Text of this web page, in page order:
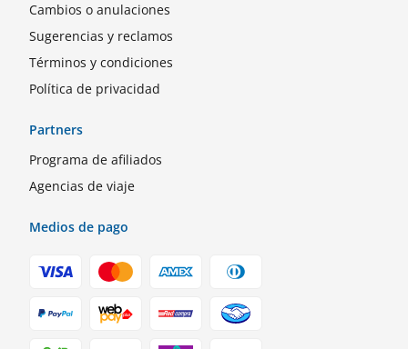
Cambios o anulaciones
Sugerencias y reclamos
Términos y condiciones
Política de privacidad
Partners
Programa de afiliados
Agencias de viaje
Medios de pago